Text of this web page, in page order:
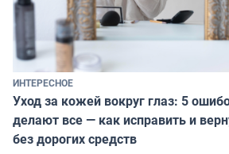
ИНТЕРЕСНОЕ
Уход за кожей вокруг глаз: 5
делают все — как исправить и
без дорогих средств